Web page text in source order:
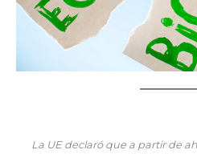
La UE declaró que a partir de